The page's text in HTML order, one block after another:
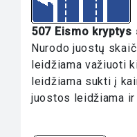
507 Eismo kryptys
Nurodo juostų
leidžiama važiuoti
leidžiama sukti į
juostos leidžiama